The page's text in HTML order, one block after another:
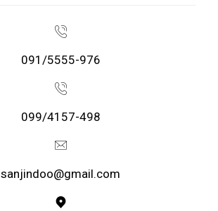
091/5555-976
099/4157-498
sanjindoo@gmail.com